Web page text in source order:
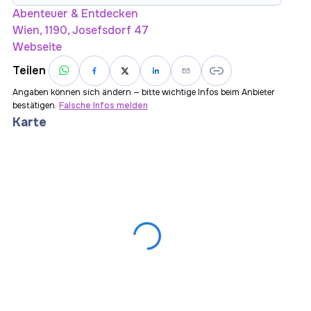
Abenteuer & Entdecken
Wien, 1190, Josefsdorf 47
Webseite
Teilen
Angaben können sich ändern — bitte wichtige Infos beim Anbieter
bestätigen. Falsche Infos melden
Karte